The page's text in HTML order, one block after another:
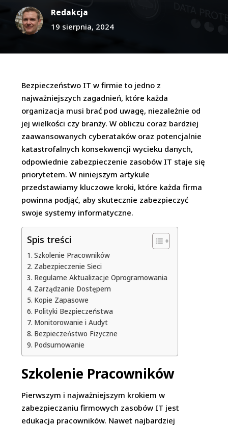
Redakcja
19 sierpnia, 2024
Bezpieczeństwo IT w firmie to jedno z
najważniejszych zagadnień, które każda
organizacja musi brać pod uwagę, niezależnie od
jej wielkości czy branży. W obliczu coraz bardziej
zaawansowanych cyberataków oraz potencjalnie
katastrofalnych konsekwencji wycieku danych,
odpowiednie zabezpieczenie zasobów IT staje się
priorytetem. W niniejszym artykule
przedstawiamy kluczowe kroki, które każda firma
powinna podjąć, aby skutecznie zabezpieczyć
swoje systemy informatyczne.
Spis treści
Szkolenie Pracowników
Zabezpieczenie Sieci
Regularne Aktualizacje Oprogramowania
Zarządzanie Dostępem
Kopie Zapasowe
Polityki Bezpieczeństwa
Monitorowanie i Audyt
Bezpieczeństwo Fizyczne
Podsumowanie
Szkolenie Pracowników
Pierwszym i najważniejszym krokiem w
zabezpieczaniu firmowych zasobów IT jest
edukacja pracowników. Nawet najbardziej